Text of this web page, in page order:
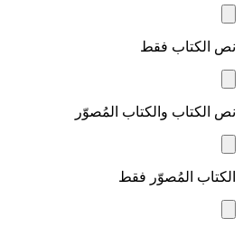
نص الكتاب فقط
نص الكتاب والكتاب المُصوّر
الكتاب المُصوّر فقط